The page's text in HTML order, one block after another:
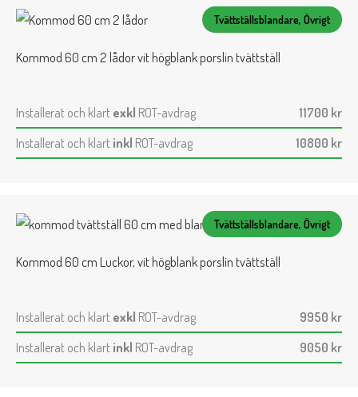
Tvättställsblandare, Övrigt
Kommod 60 cm 2 lådor vit högblank porslin tvättställ
Installerat och klart exkl ROT-avdrag 11700 kr
Installerat och klart inkl ROT-avdrag 10800 kr
Tvättställsblandare, Övrigt
Kommod 60 cm Luckor, vit högblank porslin tvättställ
Installerat och klart exkl ROT-avdrag 9950 kr
Installerat och klart inkl ROT-avdrag 9050 kr